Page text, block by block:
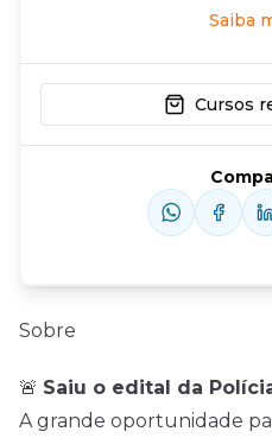
Sobre
🚨 Saiu o edital da
A grande oportunidade
Saiba
Cursos